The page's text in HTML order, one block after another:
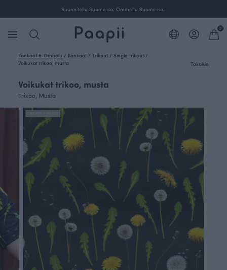
Suunniteltu Suomessa. Ommeltu Suomessa.
0
Kankaat & Ompelu / Kankaat / Trikoot / Single trikoot /
Voikukat trikoo, musta
Takaisin
Voikukat trikoo, musta
Trikoo, Musta